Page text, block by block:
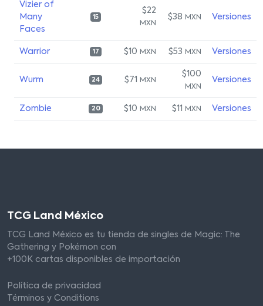
Vizier of
Many
Faces
15
$22
MXN
$38 MXN Versiones
Warrior 17 $10 MXN $53 MXN Versiones
Wurm 24 $71 MXN
$100
MXN
Versiones
Zombie 20 $10 MXN $11 MXN Versiones
TCG Land México
TCG Land México es tu tienda de singles de Magic: The
Gathering y Pokémon con
+100K cartas disponibles de importación
Política de privacidad
Términos y Conditions